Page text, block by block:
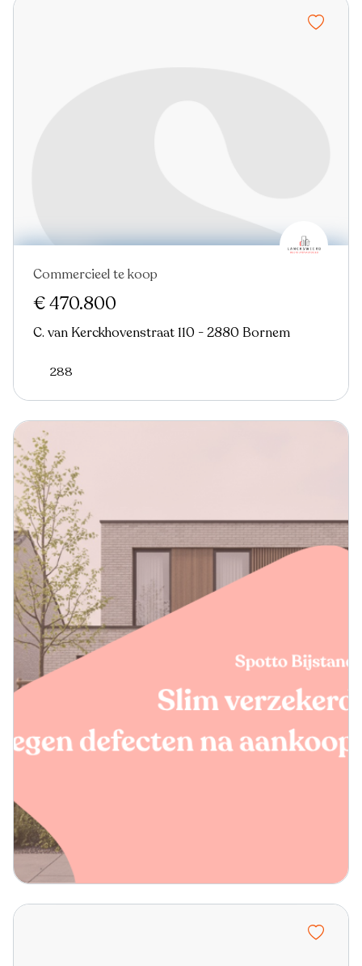
Commercieel te koop
€ 470.800
C. van Kerckhovenstraat 110 - 2880 Bornem
288